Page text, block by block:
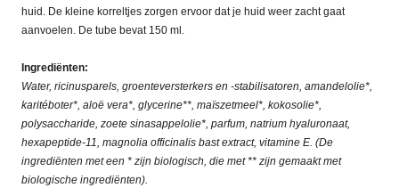
huid. De kleine korreltjes zorgen ervoor dat je huid weer zacht gaat
aanvoelen. De tube bevat 150 ml.
Ingrediënten:
Water, ricinusparels, groenteversterkers en -stabilisatoren, amandelolie*,
karitéboter*, aloë vera*, glycerine**, maïszetmeel*, kokosolie*,
polysaccharide, zoete sinasappelolie*, parfum, natrium hyaluronaat,
hexapeptide-11, magnolia officinalis bast extract, vitamine E. (De
ingrediënten met een * zijn biologisch, die met ** zijn gemaakt met
biologische ingrediënten).